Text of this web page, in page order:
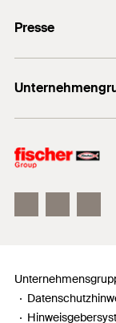
Gute Gründe
Ausbildung
Professionals
Presse
Mediathek
Podcasts
Unser Leitbild